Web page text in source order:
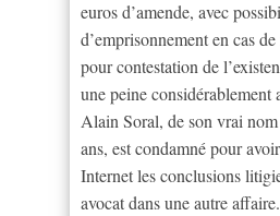
euros d’amende, avec
d’emprisonnement en cas
pour contestation de
une peine considérablement
Alain Soral, de son vrai
ans, est condamné pour
Internet les conclusions
avocat dans une autre